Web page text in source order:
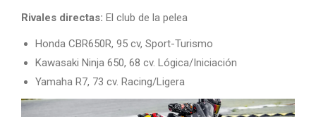
Rivales directas: El club de la pelea
Honda CBR650R, 95 cv, Sport-Turismo
Kawasaki Ninja 650, 68 cv. Lógica/Iniciación
Yamaha R7, 73 cv. Racing/Ligera